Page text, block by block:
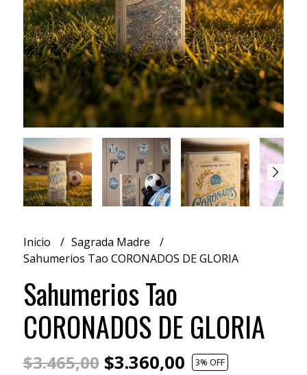
Inicio
Sagrada Madre
Sahumerios Tao CORONADOS DE GLORIA
Sahumerios Tao
CORONADOS DE GLORIA
$3.465,00$3.360,00 3% OFF